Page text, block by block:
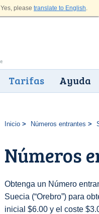
Yes, please translate to English.
Tarifas Ayuda
Inicio Números entrantes
Números
Obtenga un Número
Suecia (“Orebro”) para
inicial $6.00 y el coste